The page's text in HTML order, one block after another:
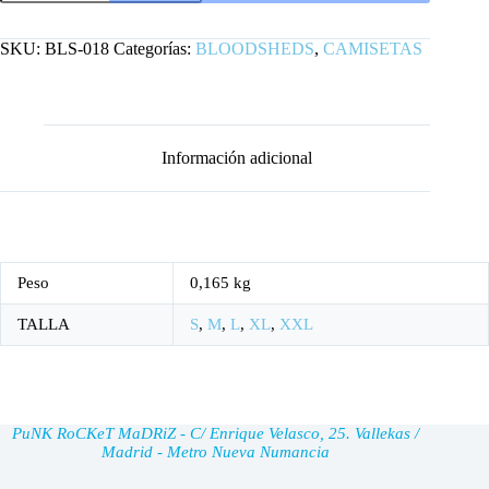
OSO
cantidad
SKU: BLS-018 Categorías: BLOODSHEDS, CAMISETAS
Información adicional
Peso 0,165 kg
TALLA S, M, L, XL, XXL
PuNK RoCKeT MaDRiZ - C/ Enrique Velasco, 25. Vallekas /
Madrid - Metro Nueva Numancia